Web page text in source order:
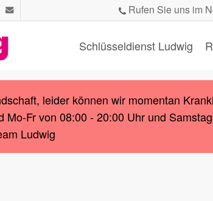
email Rufen Sie uns im
Schlüsseldienst Ludwig
leider können wir momentan
Mo-Fr von 08:00 - 20:00 Uhr und
Ludwig